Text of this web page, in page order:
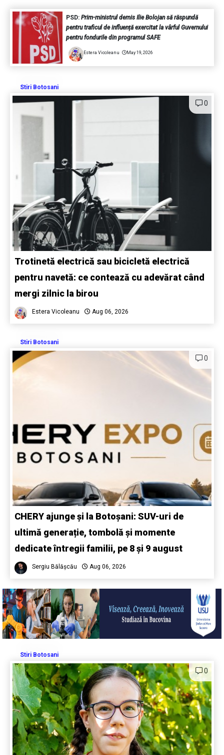
PSD: Prim-ministrul demis Ilie Bolojan să răspundă
pentru traficul de influență exercitat la vârful Guvernului
pentru fondurile din programul SAFE
Estera Vicoleanu May 19, 2026
Stiri Botosani
0
Trotinetă electrică sau bicicletă electrică
pentru navetă: ce contează cu adevărat când
mergi zilnic la birou
Estera Vicoleanu Aug 06, 2026
Stiri Botosani
0
CHERY ajunge și la Botoșani: SUV-uri de
ultimă generație, tombolă și momente
dedicate întregii familii, pe 8 și 9 august
Sergiu Bălășcău Aug 06, 2026
Stiri Botosani
0